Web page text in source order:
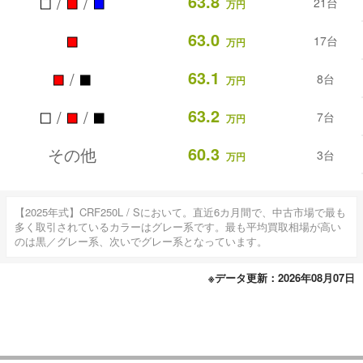
万円
■ 63.0 万円 17台
■ / ■ 63.1 万円 8台
■ / ■ / ■ 63.2 万円 7台
その他 60.3 万円 3台
【2025年式】CRF250L / Sにおいて。直近6カ月間で、中古市場で最も
多く取引されているカラーはグレー系です。最も平均買取相場が高い
のは黒／グレー系、次いでグレー系となっています。
※データ更新：2026年08月07日